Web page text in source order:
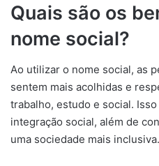
Quais são os
nome social?
Ao utilizar o nome social, as
sentem mais acolhidas e
trabalho, estudo e social.
integração social, além de
uma sociedade mais inclusiva.